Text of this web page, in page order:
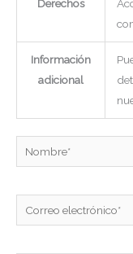
Derechos
Información
adicional
Nombre*
electrónico*